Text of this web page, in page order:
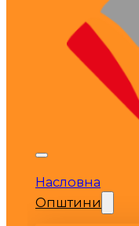
Насловна
Општини